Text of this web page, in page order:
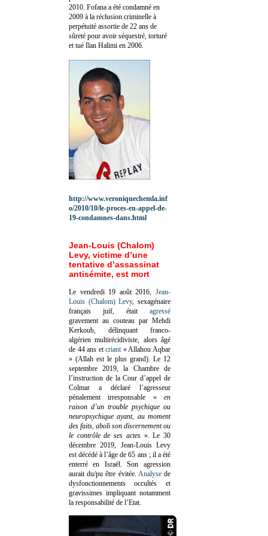
2010. Fofana a été condamné en
2009 à la réclusion criminelle à
perpétuité assortie de 22 ans de
sûreté pour avoir séquestré, torturé
et tué Ilan Halimi en 2006.
http://www.veroniquechemla.inf
o/2010/10/le-proces-en-appel-de-
19-condamnes-dans.html
Jean-Louis (Chalom)
Levy, victime d’une
tentative d’assassinat
antisémite, est mort
Le vendredi 19 août 2016, Jean-
Louis (Chalom) Levy, sexagénaire
français juif, était agressé
gravement au couteau par Mehdi
Kerkoub, délinquant franco-
algérien multirécidiviste, alors âgé
de 44 ans etcriant « Allahou Aqbar
» (Allah est le plus grand). Le 12
septembre 2019, la Chambre de
l’instruction de la Cour d’appel de
Colmar a déclaré l’agresseur
pénalement irresponsable «en
raison d’un trouble psychique ou
neuropsychique ayant, au moment
des faits, aboli son discernement ou
le contrôle de ses actes». Le 30
décembre 2019, Jean-Louis Levy
est décédé à l’âge de 65 ans ; il a été
enterré en Israël. Son agression
aurait du/pu être évitée. Analysede
dysfonctionnements occultés et
gravissimes impliquant notamment
la responsabilité de l’Etat.